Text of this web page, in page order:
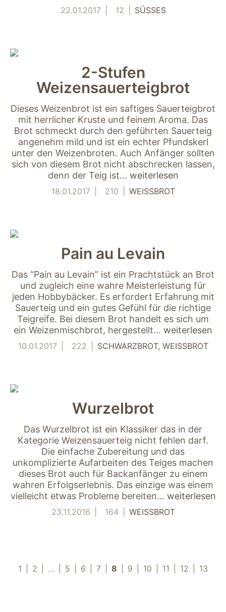
22.01.2017 12 SÜSSES
2-Stufen
Weizensauerteigbrot
Dieses Weizenbrot ist ein saftiges Sauerteigbrot
mit herrlicher Kruste und feinem Aroma. Das
Brot schmeckt durch den geführten Sauerteig
angenehm mild und ist ein echter Pfundskerl
unter den Weizenbroten. Auch Anfänger sollten
sich von diesem Brot nicht abschrecken lassen,
denn der Teig ist… weiterlesen
18.01.2017 210 WEISSBROT
Pain au Levain
Das “Pain au Levain” ist ein Prachtstück an Brot
und zugleich eine wahre Meisterleistung für
jeden Hobbybäcker. Es erfordert Erfahrung mit
Sauerteig und ein gutes Gefühl für die richtige
Teigreife. Bei diesem Brot handelt es sich um
ein Weizenmischbrot, hergestellt… weiterlesen
10.01.2017 222 SCHWARZBROT WEISSBROT
Wurzelbrot
Das Wurzelbrot ist ein Klassiker das in der
Kategorie Weizensauerteig nicht fehlen darf.
Die einfache Zubereitung und das
unkomplizierte Aufarbeiten des Teiges machen
dieses Brot auch für Backanfänger zu einem
wahren Erfolgserlebnis. Das einzige was einem
vielleicht etwas Probleme bereiten… weiterlesen
23.11.2016 164 WEISSBROT
1 2 … 5 6 7 8 9 10 11 12 13